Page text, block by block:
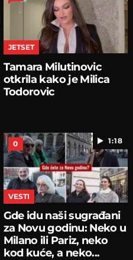
JETSET
Tamara Milutinovic
otkrila kako je Milica
Todorovic
1:18
0
VESTI
Gde idu naši sugrađani
za Novu godinu: Neko u
Milano ili Pariz, neko
kod kuće, a neko...